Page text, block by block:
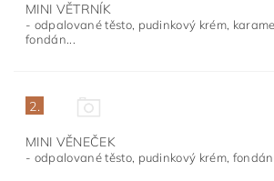
MINI VĚTRNÍK
- odpalované těsto, pudinkový krém,
fondán...
2.
MINI VĚNEČEK
- odpalované těsto, pudinkový krém,